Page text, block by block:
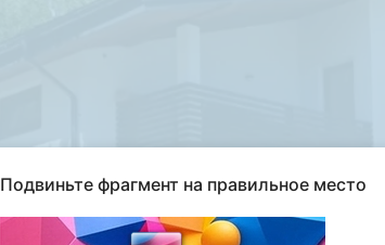
Подвиньте фрагмент на правильное место